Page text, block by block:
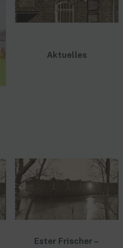
Aktuelles
Ester Frischer –